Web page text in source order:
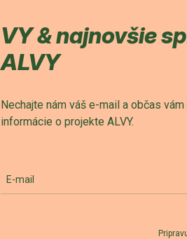
VY & najnovšie
ALVY
Nechajte nám váš e-mail a občas
informácie o projekte ALVY.
E-mail